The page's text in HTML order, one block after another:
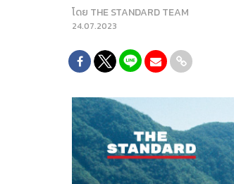
โดย THE STANDARD TEAM
24.07.2023